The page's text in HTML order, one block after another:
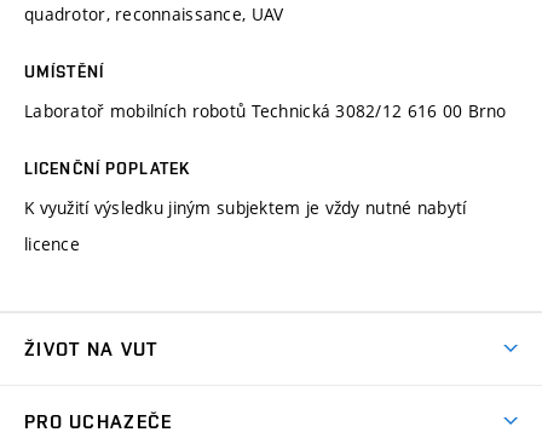
quadrotor, reconnaissance, UAV
UMÍSTĚNÍ
Laboratoř mobilních robotů Technická 3082/12 616 00 Brno
LICENČNÍ POPLATEK
K využití výsledku jiným subjektem je vždy nutné nabytí
licence
ŽIVOT NA VUT
PRO UCHAZEČE